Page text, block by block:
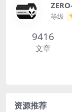
等级
9416
文章
资源推荐